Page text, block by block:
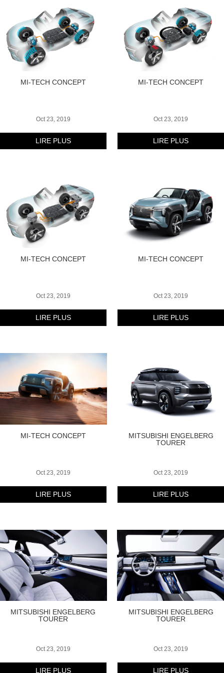
MI-TECH CONCEPT
Oct 23, 2019
LIRE PLUS
MI-TECH CONCEPT
Oct 23, 2019
LIRE PLUS
MI-TECH CONCEPT
Oct 23, 2019
LIRE PLUS
MITSUBISHI ENGELBERG
TOURER
Oct 23, 2019
LIRE PLUS
MI-TECH CONCEPT
Oct 23, 2019
LIRE PLUS
MI-TECH CONCEPT
Oct 23, 2019
LIRE PLUS
MITSUBISHI ENGELBERG
TOURER
Oct 23, 2019
LIRE PLUS
MITSUBISHI ENGELBERG
TOURER
Oct 23, 2019
LIRE PLUS